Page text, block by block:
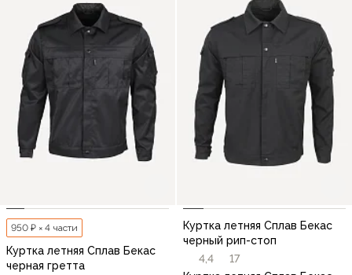
950 ₽ × 4 части
Куртка летняя Сплав Бекас
черная гретта
Куртка летняя Сплав Бекас
черный рип-стоп
4,4
17